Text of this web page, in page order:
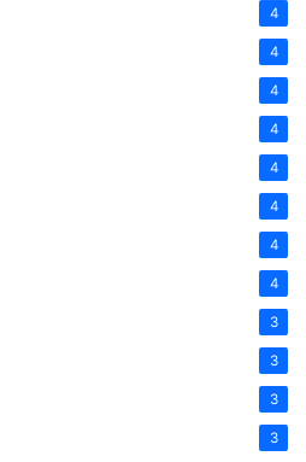
4
4
4
4
4
4
4
4
3
3
3
3